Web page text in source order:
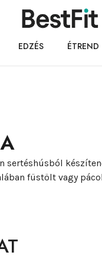
EDZÉS ÉTREND
sertéshúsból
füstölt vagy